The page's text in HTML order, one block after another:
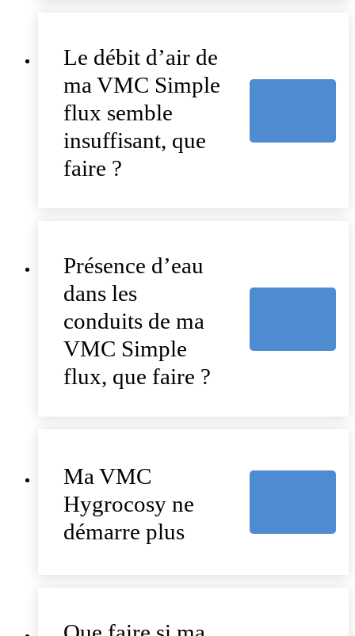
Le débit d’air de
ma VMC Simple
flux semble
insuffisant, que
faire ?
Présence d’eau
dans les
conduits de ma
VMC Simple
flux, que faire ?
Ma VMC
Hygrocosy ne
démarre plus